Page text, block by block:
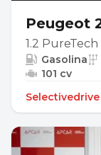
Peugeot
1.2
Gasolina
101 cv
Selectivedrive